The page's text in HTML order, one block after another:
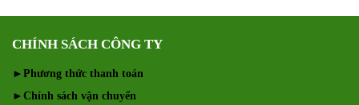
CHÍNH SÁCH CÔNG TY
► Phương thức thanh toán
► Chính sách vận chuyển